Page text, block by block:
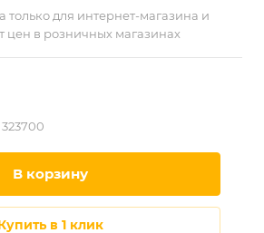
только для интернет-магазина и
цен в розничных магазинах
323700
в корзину
купить в 1 клик